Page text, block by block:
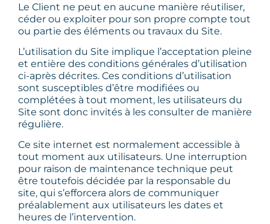
Le Client ne peut en aucune manière réutiliser,
céder ou exploiter pour son propre compte tout
ou partie des éléments ou travaux du Site.
L’utilisation du Site implique l’acceptation pleine
et entière des conditions générales d’utilisation
ci-après décrites. Ces conditions d’utilisation
sont susceptibles d’être modifiées ou
complétées à tout moment, les utilisateurs du
Site sont donc invités à les consulter de manière
régulière.
Ce site internet est normalement accessible à
tout moment aux utilisateurs. Une interruption
pour raison de maintenance technique peut
être toutefois décidée par la responsable du
site, qui s’efforcera alors de communiquer
préalablement aux utilisateurs les dates et
heures de l’intervention.